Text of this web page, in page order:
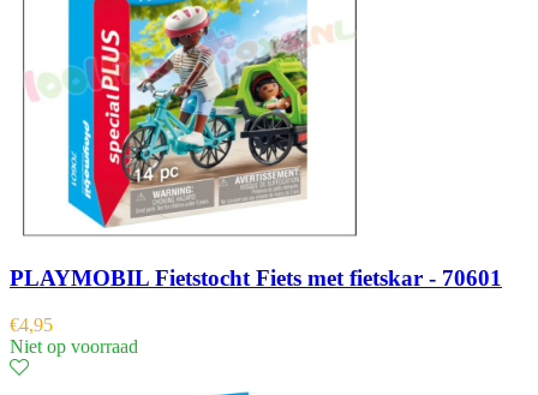
PLAYMOBIL Fietstocht Fiets met fietskar - 70601
€4,95
Niet op voorraad